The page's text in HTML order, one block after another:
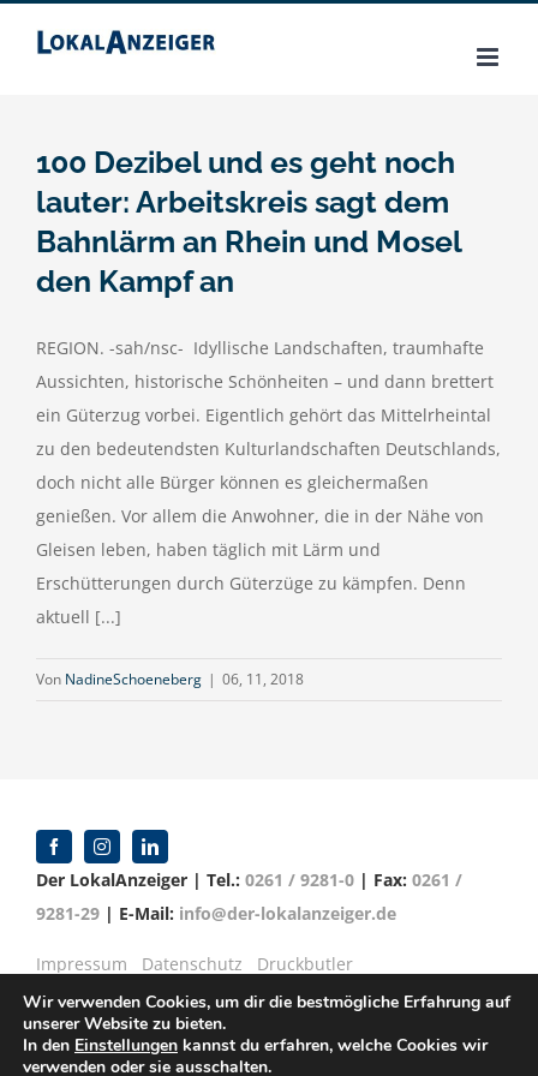
Inhalt
100 Dezibel und es geht noch
lauter: Arbeitskreis sagt dem
Bahnlärm an Rhein und Mosel
den Kampf an
REGION. -sah/nsc- Idyllische Landschaften, traumhafte
Aussichten, historische Schönheiten – und dann brettert
ein Güterzug vorbei. Eigentlich gehört das Mittelrheintal
zu den bedeutendsten Kulturlandschaften Deutschlands,
doch nicht alle Bürger können es gleichermaßen
genießen. Vor allem die Anwohner, die in der Nähe von
Gleisen leben, haben täglich mit Lärm und
Erschütterungen durch Güterzüge zu kämpfen. Denn
aktuell [...]
Von NadineSchoeneberg | 06, 11, 2018
Der LokalAnzeiger | Tel.: 0261 / 9281-0 | Fax: 0261 /
9281-29 | E-Mail: info@der-lokalanzeiger.de
Impressum Datenschutz Druckbutler
Wir verwenden Cookies, um dir die bestmögliche Erfahrung auf
unserer Website zu bieten.
In den Einstellungen kannst du erfahren, welche Cookies wir
verwenden oder sie ausschalten.